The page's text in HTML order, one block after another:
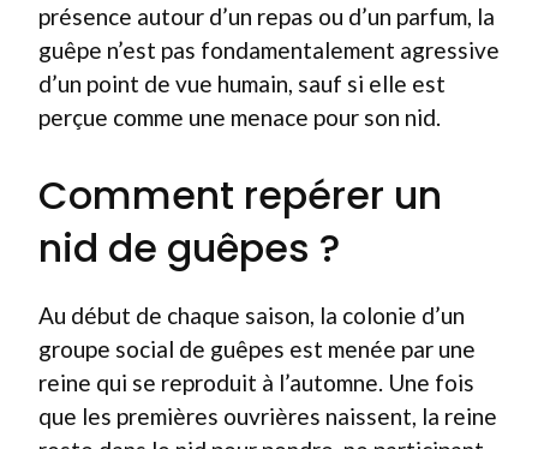
présence autour d’un repas ou d’un parfum, la
guêpe n’est pas fondamentalement agressive
d’un point de vue humain, sauf si elle est
perçue comme une menace pour son nid.
Comment repérer un
nid de guêpes ?
Au début de chaque saison, la colonie d’un
groupe social de guêpes est menée par une
reine qui se reproduit à l’automne. Une fois
que les premières ouvrières naissent, la reine